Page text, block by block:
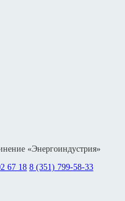
«Энергоиндустрия»
67 18 8 (351) 799-58-33